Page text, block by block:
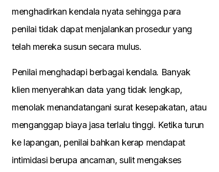
menghadirkan kendala nyata sehingga para
penilai tidak dapat menjalankan prosedur yang
telah mereka susun secara mulus.
Penilai menghadapi berbagai kendala. Banyak
klien menyerahkan data yang tidak lengkap,
menolak menandatangani surat kesepakatan, atau
menganggap biaya jasa terlalu tinggi. Ketika turun
ke lapangan, penilai bahkan kerap mendapat
intimidasi berupa ancaman, sulit mengakses